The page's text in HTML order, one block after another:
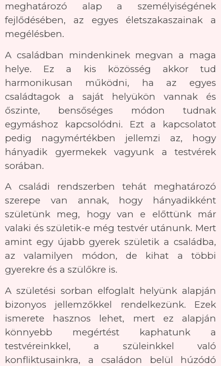
meghatározó alap a személyiségének
fejlődésében, az egyes életszakaszainak a
megélésben.
A családban mindenkinek megvan a maga
helye. Ez a kis közösség akkor tud
harmonikusan működni, ha az egyes
családtagok a saját helyükön vannak és
őszinte, bensőséges módon tudnak
egymáshoz kapcsolódni. Ezt a kapcsolatot
pedig nagymértékben jellemzi az, hogy
hányadik gyermekek vagyunk a testvérek
sorában.
A családi rendszerben tehát meghatározó
szerepe van annak, hogy hányadikként
születünk meg, hogy van e előttünk már
valaki és születik-e még testvér utánunk. Mert
amint egy újabb gyerek születik a családba,
az valamilyen módon, de kihat a többi
gyerekre és a szülőkre is.
A születési sorban elfoglalt helyünk alapján
bizonyos jellemzőkkel rendelkezünk. Ezek
ismerete hasznos lehet, mert ez alapján
könnyebb megértést kaphatunk a
testvéreinkkel, a szüleinkkel való
konfliktusainkra, a családon belül húzódó